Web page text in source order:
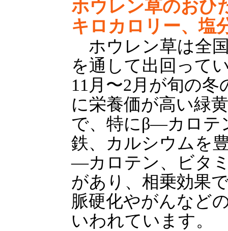
ホウレン草のおひ
キロカロリー、塩
ホウレン草は全
を通して出回って
11月〜2月が旬の
に栄養価が高い緑
で、特にβ—カロテ
鉄、カルシウムを
—カロテン、ビタ
があり、相乗効果
脈硬化やがんなど
いわれています。